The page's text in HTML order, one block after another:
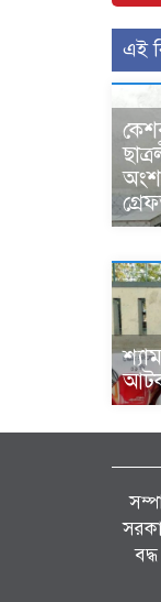
এই